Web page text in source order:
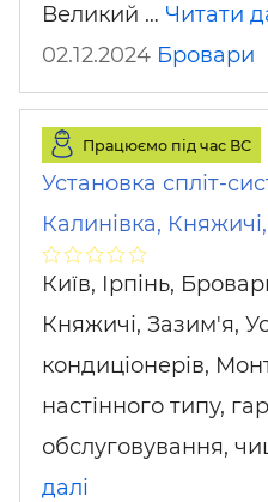
Великий … Читати
02.12.2024 Бровари
Працюємо під час ВС
Установка спліт-
Калинівка,
Київ, Ірпінь,
Княжичі, Зазим'я,
кондиціонерів,
настінного типу,
обслуговування,
далі